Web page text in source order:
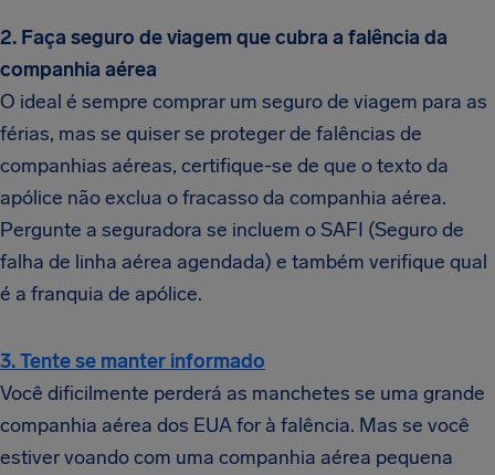
2. Faça seguro de viagem que cubra a falência da
companhia aérea
O ideal é sempre comprar um seguro de viagem para as
férias, mas se quiser se proteger de falências de
companhias aéreas, certifique-se de que o texto da
apólice não exclua o fracasso da companhia aérea.
Pergunte a seguradora se incluem o SAFI (Seguro de
falha de linha aérea agendada) e também verifique qual
é a franquia de apólice.
3. Tente se manter informado
Você dificilmente perderá as manchetes se uma grande
companhia aérea dos EUA for à falência. Mas se você
estiver voando com uma companhia aérea pequena